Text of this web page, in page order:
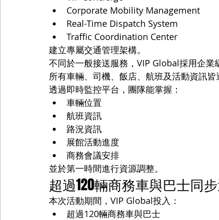
Corporate Mobility Management
Real-Time Dispatch System
Traffic Coordination Center
建立專屬交通管理架構。
不同於一般接送服務，VIP Global採用企業
所有車輛、司機、飯店、航班及活動資訊
透過即時監控平台，團隊能掌握：
車輛位置
航班資訊
路況資訊
展館活動進度
商務會議安排
並於第一時間進行資源調整。
超過120輛商務車與巴士同
本次活動期間，VIP Global投入：
超過120輛商務車與巴士